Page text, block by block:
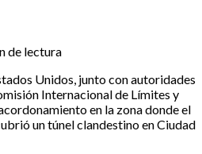
de lectura
Unidos, junto con autoridades
Internacional de Límites y
en la zona donde el
un túnel clandestino en Ciudad